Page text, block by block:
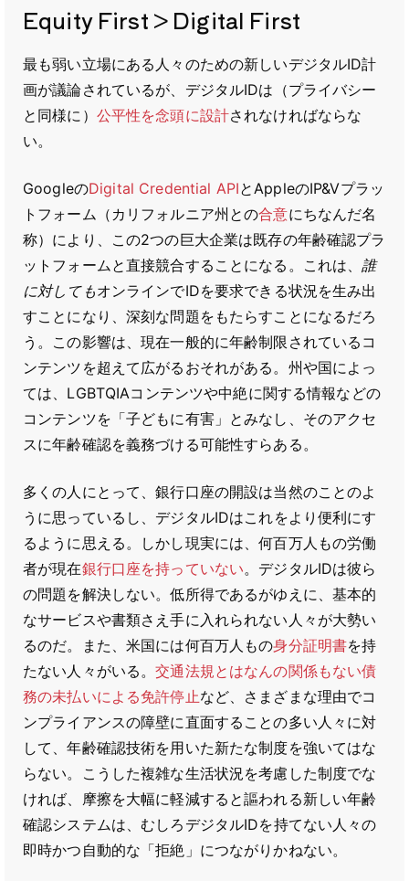
Equity First > Digital First
最も弱い立場にある人々のための新しいデジタルID計
画が議論されているが、デジタルIDは（プライバシー
と同様に） 公平性を念頭に設計されなければならな
い。
GoogleのDigital Credential APIとAppleのIP&Vプラッ
トフォーム（カリフォルニア州との合意にちなんだ名
称）により、この2つの巨大企業は既存の年齢確認プラ
ットフォームと直接競合することになる。これは、誰
に対してもオンラインでIDを要求できる状況を生み出
すことになり、深刻な問題をもたらすことになるだろ
う。この影響は、現在一般的に年齢制限されているコ
ンテンツを超えて広がるおそれがある。州や国によっ
ては、LGBTQIAコンテンツや中絶に関する情報などの
コンテンツを「子どもに有害」とみなし、そのアクセ
スに年齢確認を義務づける可能性すらある。
多くの人にとって、銀行口座の開設は当然のことのよ
うに思っているし、デジタルIDはこれをより便利にす
るように思える。しかし現実には、何百万人もの労働
者が現在銀行口座を持っていない。デジタルIDは彼ら
の問題を解決しない。低所得であるがゆえに、基本的
なサービスや書類さえ手に入れられない人々が大勢い
るのだ。また、米国には何百万人もの身分証明書を持
たない人々がいる。交通法規とはなんの関係もない債
務の未払いによる免許停止など、さまざまな理由でコ
ンプライアンスの障壁に直面することの多い人々に対
して、年齢確認技術を用いた新たな制度を強いてはな
らない。こうした複雑な生活状況を考慮した制度でな
ければ、摩擦を大幅に軽減すると謳われる新しい年齢
確認システムは、むしろデジタルIDを持てない人々の
即時かつ自動的な「拒絶」につながりかねない。